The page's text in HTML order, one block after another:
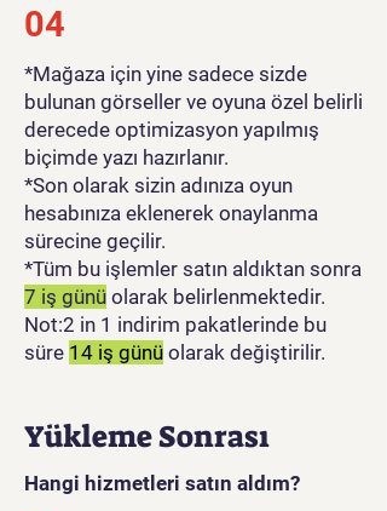
04
*Mağaza için yine sadece sizde
bulunan görseller ve oyuna özel belirli
derecede optimizasyon yapılmış
biçimde yazı hazırlanır.
*Son olarak sizin adınıza oyun
hesabınıza eklenerek onaylanma
sürecine geçilir.
*Tüm bu işlemler satın aldıktan sonra
7 iş günü olarak belirlenmektedir.
Not:2 in 1 indirim pakatlerinde bu
süre 14 iş günü olarak değiştirilir.
Yükleme Sonrası
Hangi hizmetleri satın aldım?